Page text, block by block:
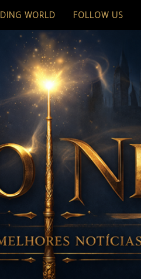
WORLD FOLLOW US